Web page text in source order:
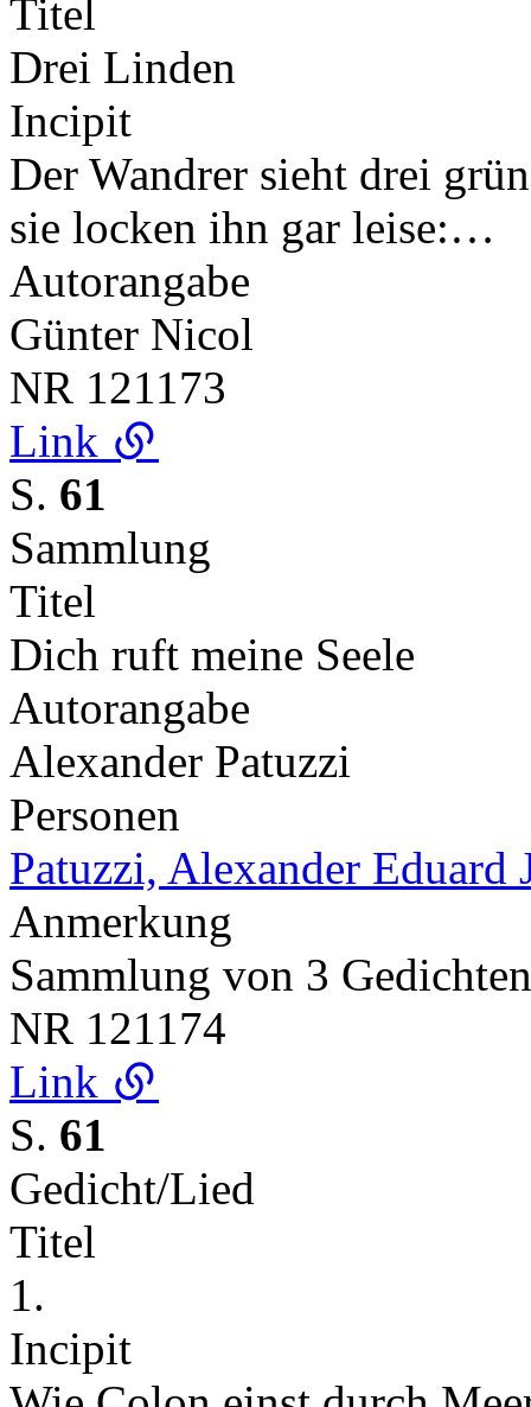
Titel
Drei Linden
Incipit
Der Wandrer sieht drei
sie locken ihn gar leise:…
Autorangabe
Günter Nicol
NR 121173
Link
S. 61
Sammlung
Titel
Dich ruft meine Seele
Autorangabe
Alexander Patuzzi
Personen
Patuzzi, Alexander Eduard
Anmerkung
Sammlung von 3
NR 121174
Link
S. 61
Gedicht/Lied
Titel
1.
Incipit